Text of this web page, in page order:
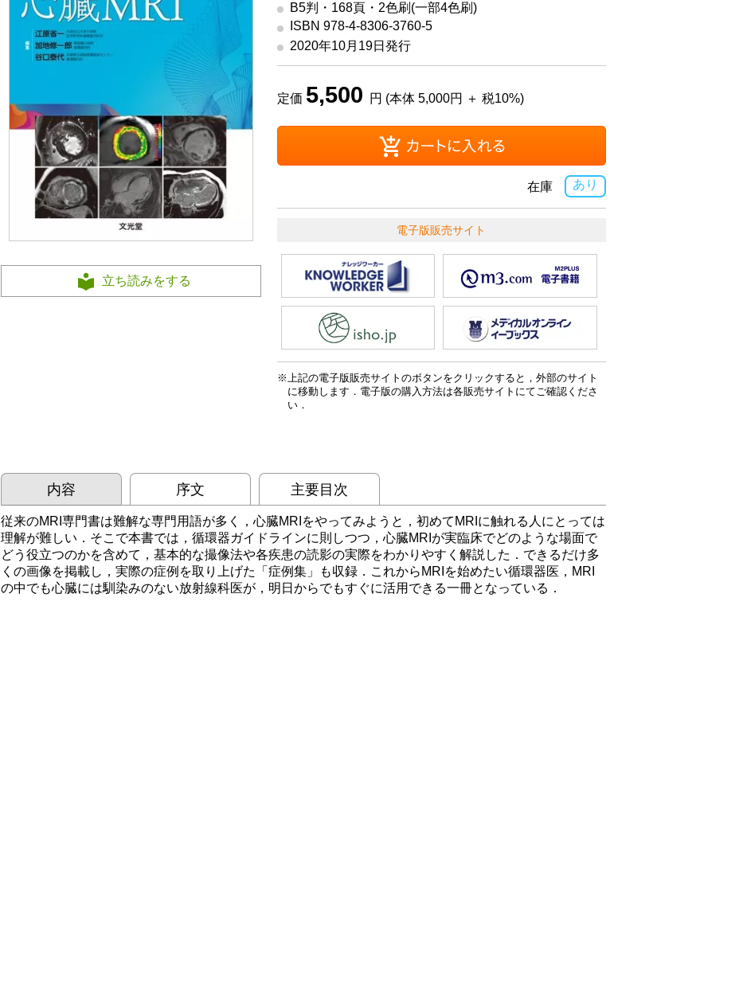
立ち読みをする
B5判・168頁・2色刷(一部4色刷)
ISBN 978-4-8306-3760-5
2020年10月19日発行
定価 5,500 円 (本体 5,000円 ＋ 税10%)
あり
在庫
電子版販売サイト
上記の電子版販売サイトのボタンをクリックすると，外部のサイト
に移動します．電子版の購入方法は各販売サイトにてご確認くださ
い．
内容 序文 主要目次
従来のMRI専門書は難解な専門用語が多く，心臓MRIをやってみようと，初めてMRIに触れる人にとっては
理解が難しい．そこで本書では，循環器ガイドラインに則しつつ，心臓MRIが実臨床でどのような場面で
どう役立つのかを含めて，基本的な撮像法や各疾患の読影の実際をわかりやすく解説した．できるだけ多
くの画像を掲載し，実際の症例を取り上げた「症例集」も収録．これからMRIを始めたい循環器医，MRI
の中でも心臓には馴染みのない放射線科医が，明日からでもすぐに活用できる一冊となっている．